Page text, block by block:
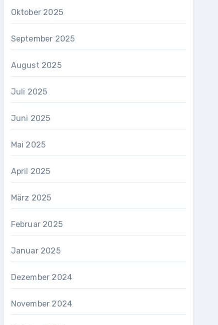
Oktober 2025
September 2025
August 2025
Juli 2025
Juni 2025
Mai 2025
April 2025
März 2025
Februar 2025
Januar 2025
Dezember 2024
November 2024